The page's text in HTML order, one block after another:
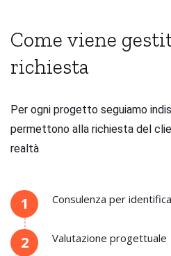
Come viene
richiesta
Per ogni progetto seguiamo
permettono alla richiesta del
realtà
1 Consulenza per
2 Valutazione progettuale